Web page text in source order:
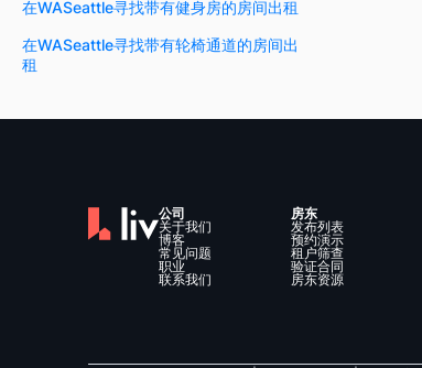
在WASeattle寻找带有健身房的房间出租
在WASeattle寻找带有轮椅通道的房间出
租
公司
关于我们
博客
常见问题
职业
联系我们
房东
发布列表
预约演示
租户筛查
验证合同
房东资源